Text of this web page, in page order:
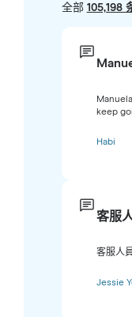
全部 105,198
keep
Habi
客服
客服人
Jessie